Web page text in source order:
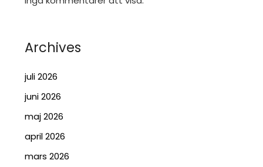
Archives
juli 2026
juni 2026
maj 2026
april 2026
mars 2026